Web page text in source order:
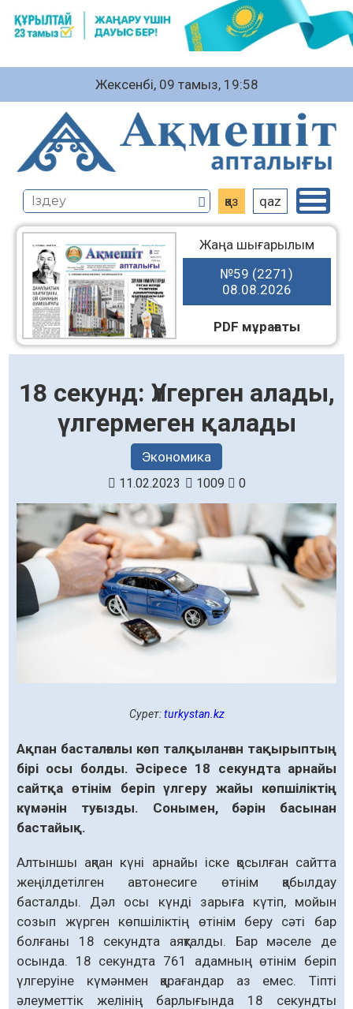
Жексенбі, 09 тамыз, 19:58
қаз qaz
Жаңа шығарылым
№59 (2271)
08.08.2026
PDF мұрағаты
18 секунд: Үлгерген алады,
үлгермеген қалады
Экономика
11.02.2023 1009 0
Сурет:turkystan.kz
Ақпан басталғалы көп талқыланған тақырыптың
бірі осы болды. Әсіресе 18 секундта арнайы
сайтқа өтінім беріп үлгеру жайы көпшіліктің
күмәнін туғызды. Сонымен, бәрін басынан
бастайық.
Алтыншы ақпан күні арнайы іске қосылған сайтта
жеңілдетіл­ген автонесиге өтінім қабылдау
басталды. Дәл осы күнді зарыға күтіп, мойын
созып жүрген көпшіліктің өтінім беру сәті бар
болғаны 18 секундта аяқталды. Бар мәселе де
осында. 18 секундта 761 адамның өтінім беріп
үлгеруіне күмәнмен қарағандар аз емес. Тіпті
әлеуметтік желінің барлығында 18 секундты